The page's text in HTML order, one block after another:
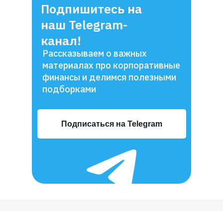
Подпишитесь на
наш Telegram-
канал!
Подписаться на Telegram
Рассказываем о важных
материалах про корпоративные
финансы и делимся полезными
подборками